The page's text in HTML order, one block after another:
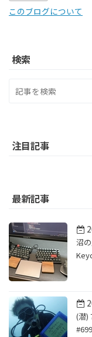
このブログについて
検索
注目記事
最新記事
沼
(潜)